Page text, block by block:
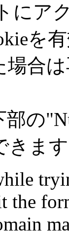
にア
を
場合
の
きま
the